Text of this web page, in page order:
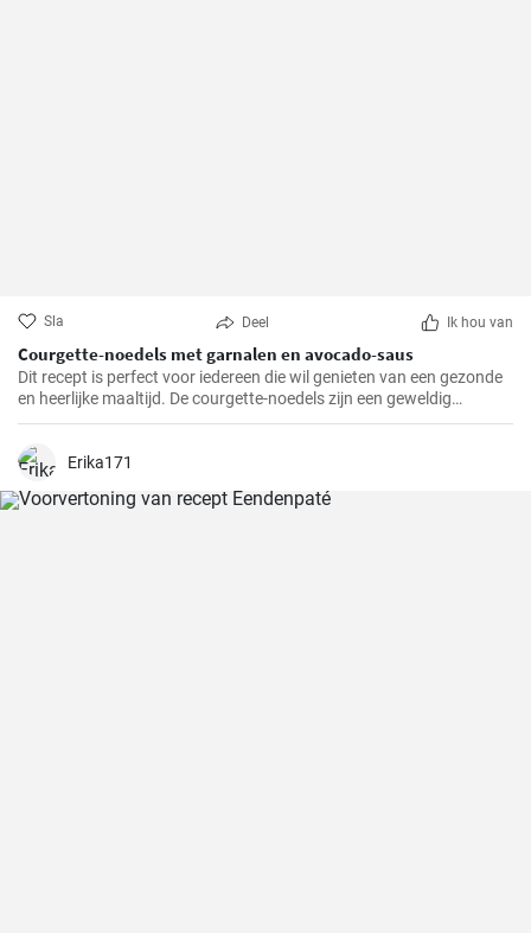
Sla Deel Ik hou van
Courgette-noedels met garnalen en avocado-saus
Dit recept is perfect voor iedereen die wil genieten van een gezonde
en heerlijke maaltijd. De courgette-noedels zijn een geweldig
alternatief voor traditionele pasta, terwijl de garnalen en de
Erika171